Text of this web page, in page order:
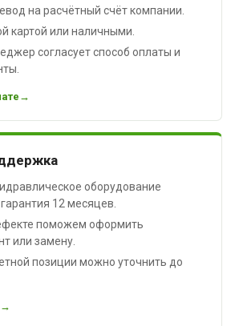
на расчётный счёт компании.
картой или наличными.
согласует способ оплаты и
оборудование
12 месяцев.
поможем оформить
или замену.
позиции можно уточнить до